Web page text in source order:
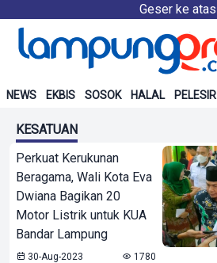
Geser ke atas
NEWS EKBIS SOSOK HALAL PELESIR
KESATUAN
Perkuat Kerukunan
Beragama, Wali Kota Eva
Dwiana Bagikan 20
Motor Listrik untuk KUA
Bandar Lampung
30-Aug-2023 1780